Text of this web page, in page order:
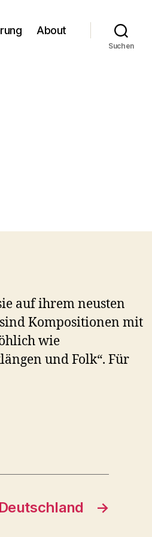
About
Suchen
auf ihrem neusten
Kompositionen mit
wie
und Folk“. Für
→